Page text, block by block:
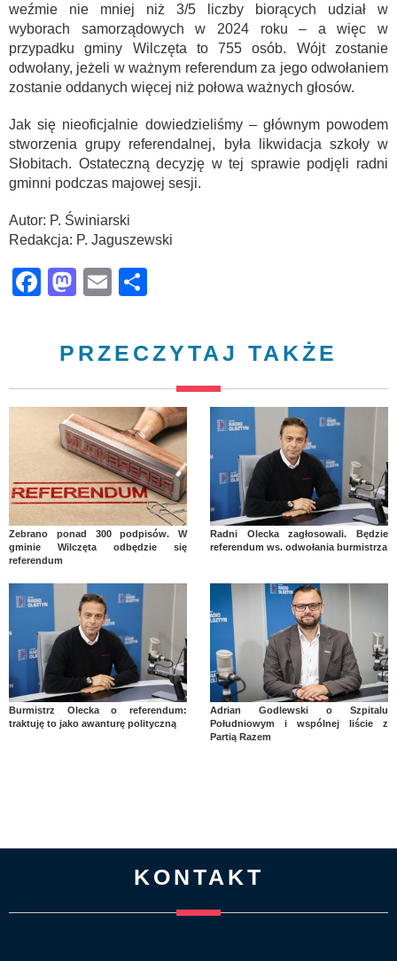
weźmie nie mniej niż 3/5 liczby biorących udział w
wyborach samorządowych w 2024 roku – a więc w
przypadku gminy Wilczęta to 755 osób. Wójt zostanie
odwołany, jeżeli w ważnym referendum za jego odwołaniem
zostanie oddanych więcej niż połowa ważnych głosów.
Jak się nieoficjalnie dowiedzieliśmy – głównym powodem
stworzenia grupy referendalnej, była likwidacja szkoły w
Słobitach. Ostateczną decyzję w tej sprawie podjęli radni
gminni podczas majowej sesji.
Autor: P. Świniarski
Redakcja: P. Jaguszewski
Facebook
Mastodon
Email
PRZECZYTAJ TAKŻE
Zebrano ponad 300 podpisów. W
gminie Wilczęta odbędzie się
referendum
Radni Olecka zagłosowali. Będzie
referendum ws. odwołania burmistrza
Burmistrz Olecka o referendum:
traktuję to jako awanturę polityczną
Adrian Godlewski o Szpitalu
Południowym i wspólnej liście z
Partią Razem
KONTAKT